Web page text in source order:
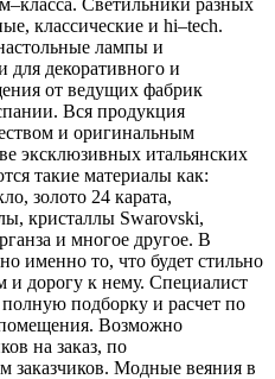
классические и hi–tech.
лампы и
для декоративного и
от ведущих фабрик
Вся продукция
и оригинальным
эксклюзивных итальянских
такие материалы как:
золото 24 карата,
кристаллы Swarovski,
и многое другое. В
именно то, что будет стильно
и дорогу к нему. Специалист
полную подборку и расчет по
Возможно
на заказ, по
заказчиков. Модные веяния в